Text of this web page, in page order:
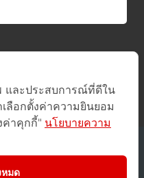
และประสบการณ์ที่ดีใน
ลือกตั้งค่าความยินยอม
ค่าคุกกี้" นโยบายความ
หมด